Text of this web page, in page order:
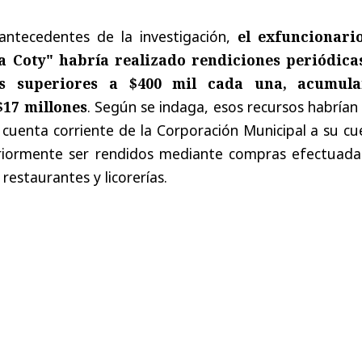
de la investigación, el
Coty" habría realizado rendiciones
superiores a $400 mil cada una,
millones. Según se indaga, esos recursos
corriente de la Corporación Municipal a su
ser rendidos mediante compras
y licorerías.